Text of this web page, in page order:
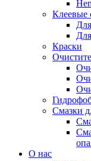
Клеевые
Краски
Смазки
О нас